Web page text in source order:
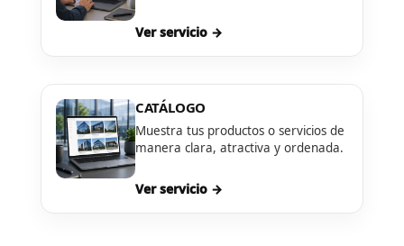
Ver servicio →
CATÁLOGO
Muestra tus productos o servicios de
manera clara, atractiva y ordenada.
Ver servicio →